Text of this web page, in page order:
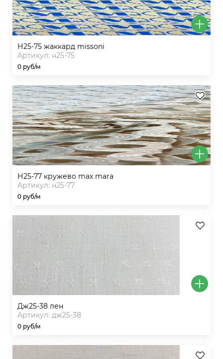
н25-75 жаккард missoni
Артикул: н25-75
0 руб/м
н25-77 кружево max mara
Артикул: н25-77
0 руб/м
дж25-38 лен
Артикул: дж25-38
0 руб/м